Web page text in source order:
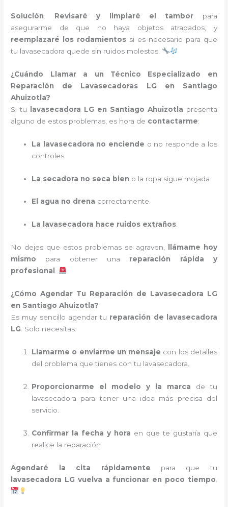
Solución: Revisaré y limpiaré el tambor para
asegurarme de que no haya objetos atrapados, y
reemplazaré los rodamientos si es necesario para que
tu lavasecadora quede sin ruidos molestos.
¿Cuándo Llamar a un Técnico Especializado en
Reparación de Lavasecadoras LG en Santiago
Ahuizotla?
Si tu
lavasecadora LG en Santiago Ahuizotla presenta
alguno de estos problemas, es hora de contactarme:
La lavasecadora no enciende o no responde a los
controles.
La secadora no seca bien o la ropa sigue mojada.
El agua no drena correctamente.
La lavasecadora hace ruidos extraños.
No dejes que estos problemas se agraven,
llámame hoy
mismo para obtener una reparación rápida y
profesional
¿Cómo Agendar Tu Reparación de Lavasecadora LG
en Santiago Ahuizotla?
Es muy sencillo agendar tu reparación de lavasecadora
LG . Solo necesitas:
Llamarme o enviarme un mensaje con los detalles
del problema que tienes con tu lavasecadora.
Proporcionarme el modelo y la marca de tu
lavasecadora para tener una idea más precisa del
servicio.
Confirmar la fecha y hora en que te gustaría que
realice la reparación.
Agendaré la cita rápidamente para que tu
lavasecadora LG vuelva a funcionar en poco tiempo